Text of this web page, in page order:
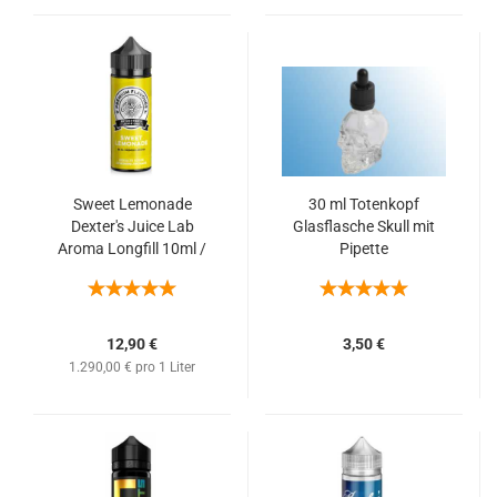
Sweet Lemonade
Dexter's Juice Lab
Aroma Longfill 10ml /
Limonade)
12,90 €
1.290,00 € pro 1 Liter
30 ml Totenkopf
Glasflasche Skull mit
Pipette
3,50 €